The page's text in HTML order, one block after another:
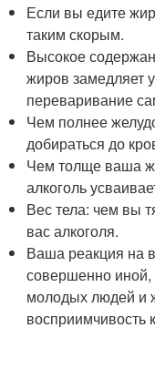
Если вы едите
таким скорым.
Высокое
жиров замедляет
переваривание
Чем полнее
добираться до
Чем толще ваша
алкоголь
Вес тела: чем вы
вас алкоголя.
Ваша реакция на
совершенно иной,
молодых людей
восприимчивость